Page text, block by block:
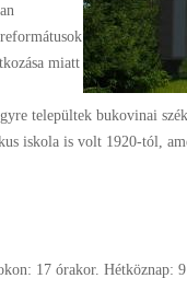
miatt
települtek bukovinai
iskola is volt 1920-tól,
17 órakor. Hétköznap: